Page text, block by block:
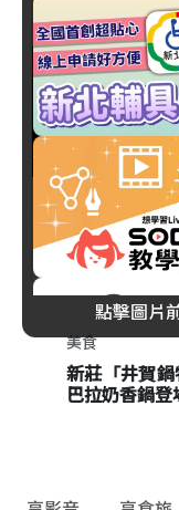
白天漫步仙人
最浪漫的夜間玩
歐美
美食
新莊「井賀
巴拉奶香鍋登
旅遊
東京大人暑
本酒冰淇淋一
點擊圖片